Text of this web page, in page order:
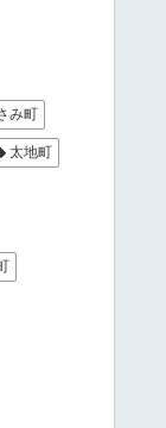
み町
太地町